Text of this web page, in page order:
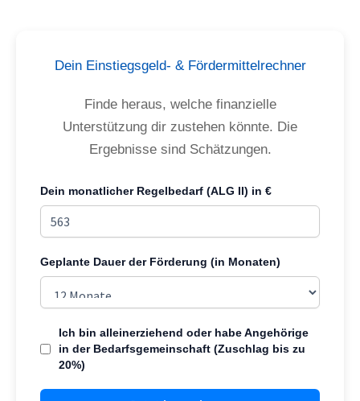
Dein Einstiegsgeld- & Fördermittelrechner
Finde heraus, welche finanzielle
Unterstützung dir zustehen könnte. Die
Ergebnisse sind Schätzungen.
Dein monatlicher Regelbedarf (ALG II) in €
Geplante Dauer der Förderung (in Monaten)
Ich bin alleinerziehend oder habe Angehörige
in der Bedarfsgemeinschaft (Zuschlag bis zu
20%)